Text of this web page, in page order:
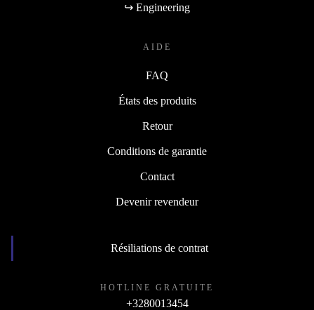
↪ Engineering
AIDE
FAQ
États des produits
Retour
Conditions de garantie
Contact
Devenir revendeur
Résiliations de contrat
HOTLINE GRATUITE
+3280013454